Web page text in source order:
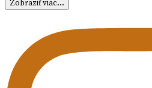
Zobraziť viac...